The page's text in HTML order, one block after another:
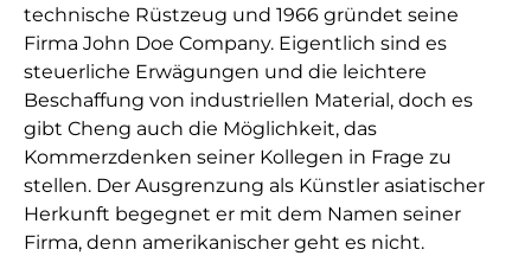
technische Rüstzeug und 1966 gründet seine
Firma John Doe Company. Eigentlich sind es
steuerliche Erwägungen und die leichtere
Beschaffung von industriellen Material, doch es
gibt Cheng auch die Möglichkeit, das
Kommerzdenken seiner Kollegen in Frage zu
stellen. Der Ausgrenzung als Künstler asiatischer
Herkunft begegnet er mit dem Namen seiner
Firma, denn amerikanischer geht es nicht.